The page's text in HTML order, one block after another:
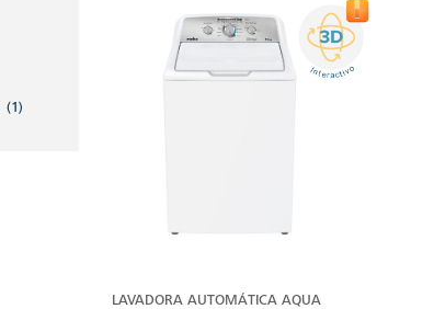
(1)
LAVADORA AUTOMÁTICA AQUA